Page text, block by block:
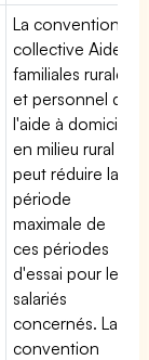
La convention
collective Aides
familiales rurales
et personnel de
l'aide à domicile
en milieu rural
peut réduire la
période
maximale de
ces périodes
d'essai pour les
salariés
concernés. La
convention